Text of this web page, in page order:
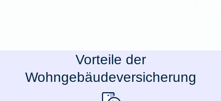
Vorteile der
Wohngebäudeversicherung